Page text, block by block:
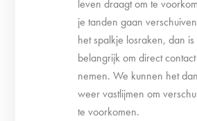
leven draagt om te
je tanden gaan
het spalkje losraken, dan
belangrijk om direct
nemen. We kunnen het
weer vastlijmen om
te voorkomen.